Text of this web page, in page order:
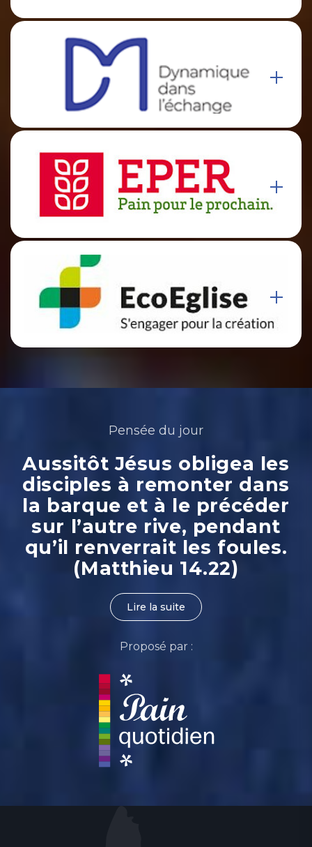
Pensée du jour
Aussitôt Jésus obligea les
disciples à remonter dans
la barque et à le précéder
sur l’autre rive, pendant
qu’il renverrait les foules.
(Matthieu 14.22)
Lire la suite
Proposé par :